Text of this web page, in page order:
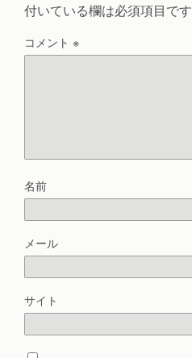
付いている欄は必須項目です
コメント ※
名前
メール
サイト